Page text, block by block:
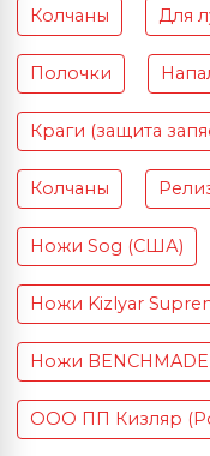
Колчаны Для
Полочки
Краги (защита
Колчаны
Ножи Sog (США)
Ножи Kizlyar
Ножи
ООО ПП Кизляр